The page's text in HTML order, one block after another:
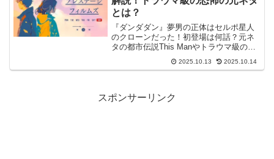
かします。
とは？
『ダンダダン』夢男の正体はセルポ星人
のクローンだった！初登場は何話？元ネ
タの都市伝説This Manやトラウマ級の登
場シーン、見たらどうなるのかを徹底解
説。最強怪異カシマレイコとの違いも考
2025.10.13 2025.10.14
スポンサーリンク